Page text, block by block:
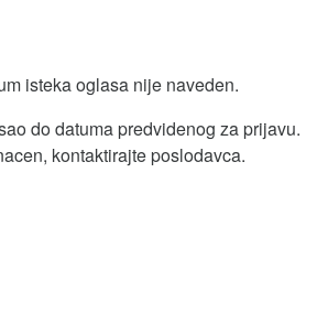
isteka oglasa nije naveden.
do datuma predvidenog za prijavu.
kontaktirajte poslodavca.